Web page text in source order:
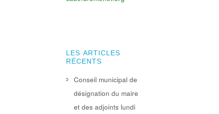
LES ARTICLES
RÉCENTS
Conseil municipal de
désignation du maire
et des adjoints lundi